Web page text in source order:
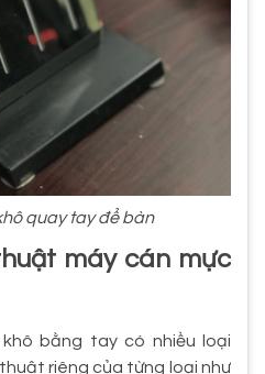
quay tay để bàn
máy cán mực
bằng tay có nhiều loại
riêng của từng loại như